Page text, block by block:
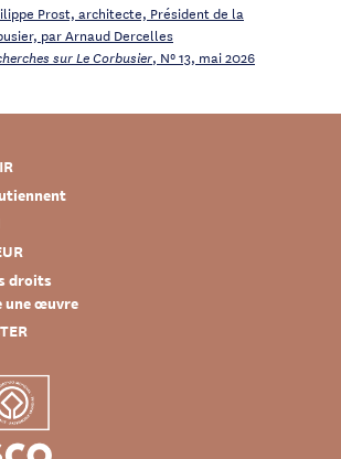
Prost, architecte, Président de la
par Arnaud Dercelles
sur Le Corbusier, Nº 13, mai 2026
droits
une œuvre